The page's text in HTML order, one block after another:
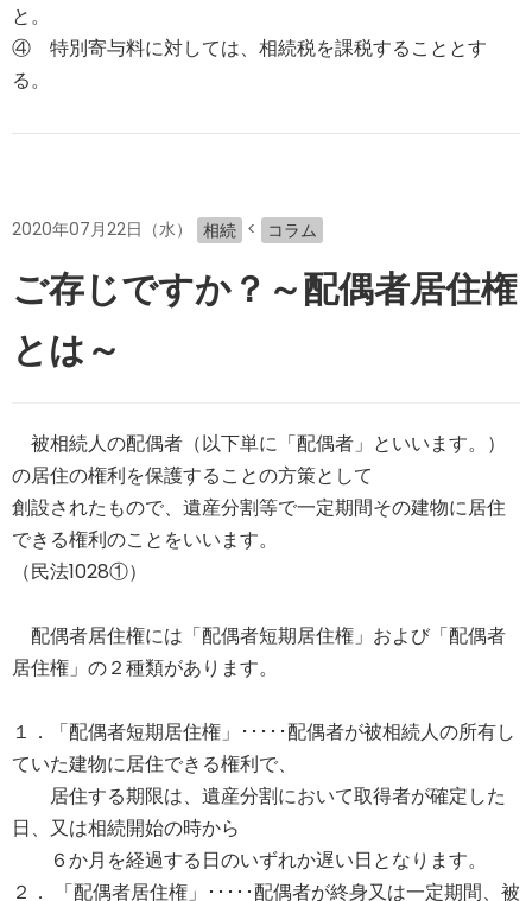
と。
④ 特別寄与料に対しては、相続税を課税することとす
る。
2020年07月22日（水） 相続 < コラム
ご存じですか？～配偶者居住権
とは～
被相続人の配偶者（以下単に「配偶者」といいます。）
の居住の権利を保護することの方策として
創設されたもので、遺産分割等で一定期間その建物に居住
できる権利のことをいいます。
（民法1028①）
配偶者居住権には「配偶者短期居住権」および「配偶者
居住権」の２種類があります。
１．「配偶者短期居住権」･････配偶者が被相続人の所有し
ていた建物に居住できる権利で、
居住する期限は、遺産分割において取得者が確定した
日、又は相続開始の時から
６か月を経過する日のいずれか遅い日となります。
２． 「配偶者居住権」･････配偶者が終身又は一定期間、被